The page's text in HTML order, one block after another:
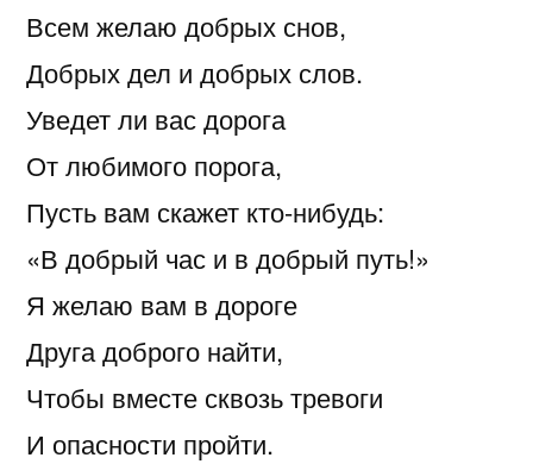
Всем желаю добрых снов,
Добрых дел и добрых слов.
Уведет ли вас дорога
От любимого порога,
Пусть вам скажет кто-нибудь:
«В добрый час и в добрый путь!»
Я желаю вам в дороге
Друга доброго найти,
Чтобы вместе сквозь тревоги
И опасности пройти.